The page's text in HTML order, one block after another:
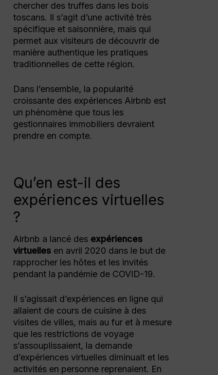
chercher des truffes dans les bois
toscans. Il s’agit d’une activité très
spécifique et saisonnière, mais qui
permet aux visiteurs de découvrir de
manière authentique les pratiques
traditionnelles de cette région.
Dans l’ensemble, la popularité
croissante des expériences Airbnb est
un phénomène que tous les
gestionnaires immobiliers devraient
prendre en compte.
Qu’en est-il des
expériences virtuelles
?
Airbnb a lancé des expériences
virtuellesen avril 2020 dans le but de
rapprocher les hôtes et les invités
pendant la pandémie de COVID-19.
Il s’agissait d’expériences en ligne qui
allaient de cours de cuisine à des
visites de villes, mais au fur et à mesure
que les restrictions de voyage
s’assouplissaient, la demande
d’expériences virtuelles diminuait et les
activités en personne reprenaient. En